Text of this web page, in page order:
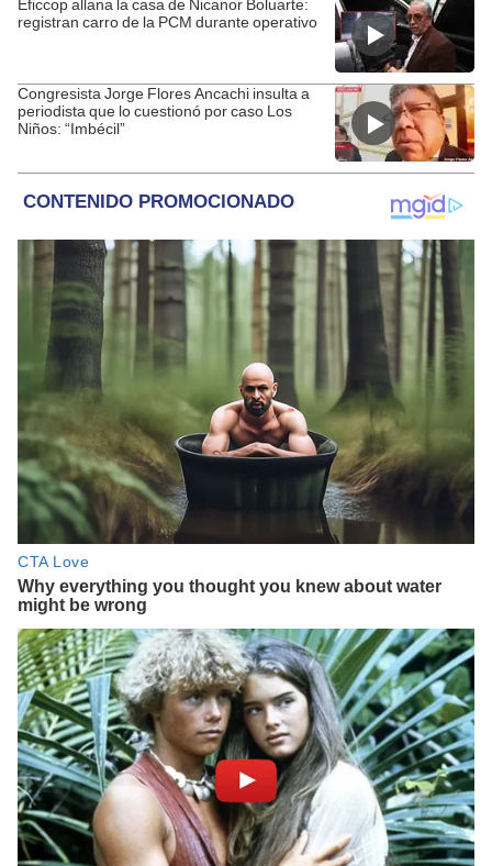
Eficcop allana la casa de Nicanor Boluarte:
registran carro de la PCM durante operativo
Congresista Jorge Flores Ancachi insulta a
periodista que lo cuestionó por caso Los
Niños: “Imbécil”